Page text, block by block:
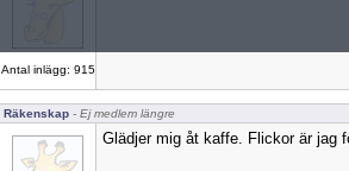
Antal inlägg: 915
Räkenskap - Ej medlem längre
Glädjer mig åt kaffe. Flickor är jag